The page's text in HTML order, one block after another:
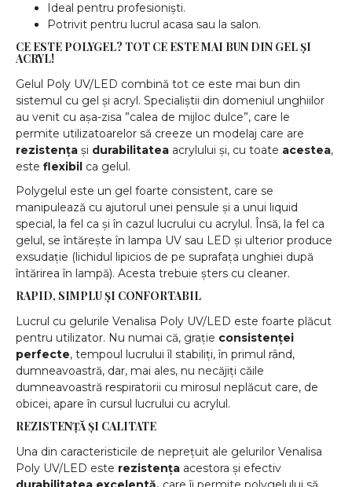
Ideal pentru profesioniști.
Potrivit pentru lucrul acasa sau la salon.
CE ESTE POLYGEL? TOT CE ESTE MAI BUN DIN GEL ȘI
ACRYL!
Gelul Poly UV/LED combină tot ce este mai bun din
sistemul cu gel și acryl. Specialiștii din domeniul unghiilor
au venit cu așa-zisa ”calea de mijloc dulce”, care le
permite utilizatoarelor să creeze un modelaj care are
rezistența și durabilitatea acrylului și, cu toate acestea,
este flexibil ca gelul.
Polygelul este un gel foarte consistent, care se
manipulează cu ajutorul unei pensule și a unui liquid
special, la fel ca și în cazul lucrului cu acrylul. Însă, la fel ca
gelul, se întărește în lampa UV sau LED și ulterior produce
exsudație (lichidul lipicios de pe suprafața unghiei după
întărirea în lampă). Acesta trebuie șters cu cleaner.
RAPID, SIMPLU ȘI CONFORTABIL
Lucrul cu gelurile Venalisa Poly UV/LED este foarte plăcut
pentru utilizator. Nu numai că, grație consistenței
perfecte, tempoul lucrului îl stabiliți, în primul rând,
dumneavoastră, dar, mai ales, nu necăjiți căile
dumneavoastră respiratorii cu mirosul neplăcut care, de
obicei, apare în cursul lucrului cu acrylul.
REZISTENȚĂ ȘI CALITATE
Una din caracteristicile de neprețuit ale gelurilor Venalisa
Poly UV/LED este rezistența acestora și efectiv